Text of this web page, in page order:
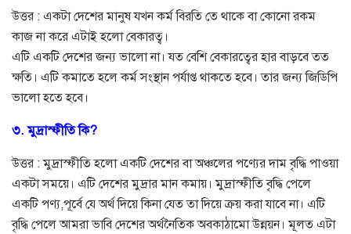
উত্তর : একটা দেশের মানুষ যখন কর্ম বিরতি তে থাকে বা কোনো রকম
কাজ না করে এটাই হলো বেকারত্ব।
এটি একটি দেশের জন্য ভালো না। যত বেশি বেকারত্বের হার বাড়বে তত
ক্ষতি। এটি কমাতে হলে কর্ম সংস্থান পর্যাপ্ত থাকতে হবে। তার জন্য জিডিপি
ভালো হতে হবে।
৩. মুদ্রাস্ফীতি কি?
উত্তর : মুদ্রাস্ফীতি হলো একটি দেশের বা অঞ্চলের পণ্যের দাম বৃদ্ধি পাওয়া
একটা সময়ে। এটি দেশের মুদ্রার মান কমায়। মুদ্রাস্ফীতি বৃদ্ধি পেলে
একটি পণ্য,পূর্বে যে অর্থ দিয়ে কিনা যেত তা দিয়ে ক্রয় করা যাবে না। এটি
বৃদ্ধি পেলে আমরা ভাবি দেশের অর্থনৈতিক অবকাঠামো উন্নয়ন। মূলত এটা